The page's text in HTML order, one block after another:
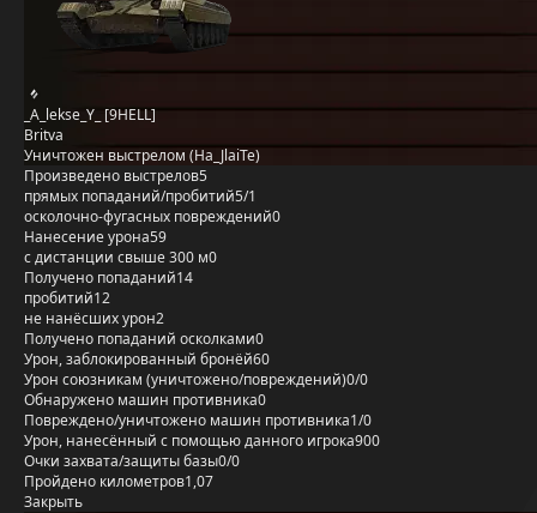
_A_lekse_Y_ [9HELL]
Britva
Уничтожен выстрелом (Ha_JlaiTe)
Произведено выстрелов5
прямых попаданий/пробитий5/1
осколочно-фугасных повреждений0
Нанесение урона59
с дистанции свыше 300 м0
Получено попаданий14
пробитий12
не нанёсших урон2
Получено попаданий осколками0
Урон, заблокированный бронёй60
Урон союзникам (уничтожено/повреждений)0/0
Обнаружено машин противника0
Повреждено/уничтожено машин противника1/0
Урон, нанесённый с помощью данного игрока900
Очки захвата/защиты базы0/0
Пройдено километров1,07
Закрыть